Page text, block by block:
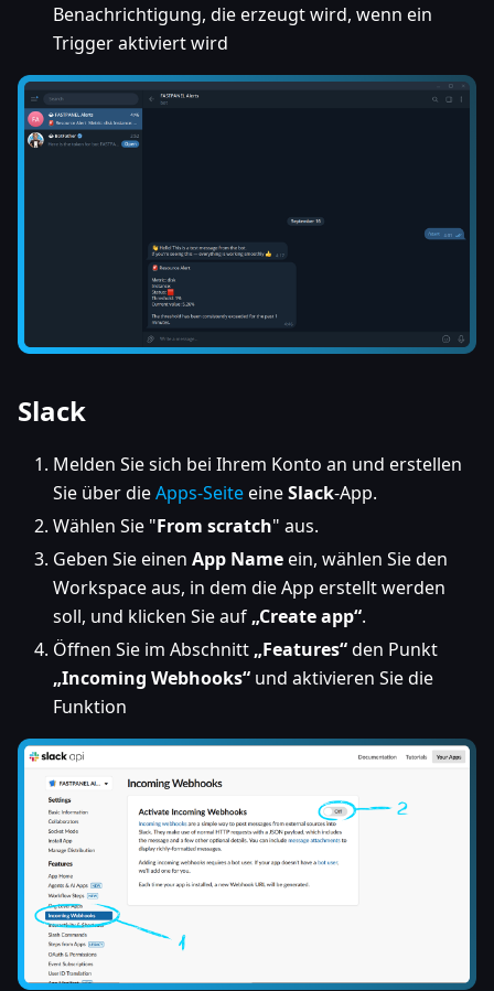
Benachrichtigung, die erzeugt wird, wenn ein
Trigger aktiviert wird
Slack
Melden Sie sich bei Ihrem Konto an und erstellen
Sie über dieApps-SeiteeineSlack-App.
Wählen Sie "From scratch" aus.
Geben Sie einen App Nameein, wählen Sie den
Workspace aus, in dem die App erstellt werden
soll, und klicken Sie auf„Create app“.
Öffnen Sie im Abschnitt„Features“den Punkt
„Incoming Webhooks“ und aktivieren Sie die
Funktion